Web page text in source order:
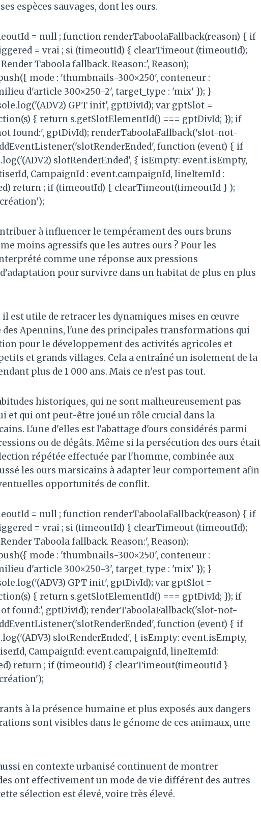
espèces sauvages, dont les ours.
= null ; function renderTaboolaFallback(reason) { if
= vrai ; si (timeoutId) { clearTimeout (timeoutId);
Taboola fallback. Reason:', Reason);
mode : 'thumbnails-300×250', conteneur :
d'article 300×250-2', target_type : 'mix' }); }
GPT init', gptDivId); var gptSlot =
{ return s.getSlotElementId() === gptDivId; }); if
found:', gptDivId); renderTaboolaFallback('slot-not-
function (event) { if
slotRenderEnded', { isEmpty: event.isEmpty,
CampaignId : event.campaignId, lineItemId :
return ; if (timeoutId) { clearTimeout(timeoutId } );
à influencer le tempérament des ours bruns
moins agressifs que les autres ours ? Pour les
comme une réponse aux pressions
pour survivre dans un habitat de plus en plus
est utile de retracer les dynamiques mises en œuvre
des Apennins, l'une des principales transformations qui
pour le développement des activités agricoles et
et grands villages. Cela a entraîné un isolement de la
plus de 1 000 ans. Mais ce n'est pas tout.
historiques, qui ne sont malheureusement pas
et qui ont peut-être joué un rôle crucial dans la
L'une d'elles est l'abattage d'ours considérés parmi
ou de dégâts. Même si la persécution des ours était
répétée effectuée par l'homme, combinée aux
les ours marsicains à adapter leur comportement afin
opportunités de conflit.
= null ; function renderTaboolaFallback(reason) { if
= vrai ; si (timeoutId) { clearTimeout (timeoutId);
Taboola fallback. Reason:', Reason);
mode : 'thumbnails-300×250', conteneur :
d'article 300×250-3', target_type : 'mix' }); }
GPT init', gptDivId); var gptSlot =
{ return s.getSlotElementId() === gptDivId; }); if
found:', gptDivId); renderTaboolaFallback('slot-not-
function (event) { if
slotRenderEnded', { isEmpty: event.isEmpty,
CampaignId: event.campaignId, lineItemId:
return ; if (timeoutId) { clearTimeout(timeoutId }
à la présence humaine et plus exposés aux dangers
sont visibles dans le génome de ces animaux, une
en contexte urbanisé continuent de montrer
ont effectivement un mode de vie différent des autres
sélection est élevé, voire très élevé.